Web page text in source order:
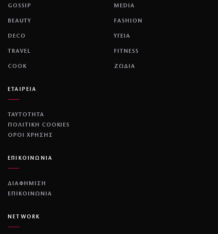
GOSSIP MEDIA
BEAUTY FASHION
DECO ΥΓΕΙΑ
TRAVEL FITNESS
COOK ΖΩΔΙΑ
ΕΤΑΙΡΕΙΑ
ΤΑΥΤΟΤΗΤΑ
ΠΟΛΙΤΙΚΉ COOKIES
ΌΡΟΙ ΧΡΉΣΗΣ
ΕΠΙΚΟΙΝΩΝΙΑ
ΔΙΑΦΗΜΙΣΗ
ΕΠΙΚΟΙΝΩΝΙΑ
NETWORK